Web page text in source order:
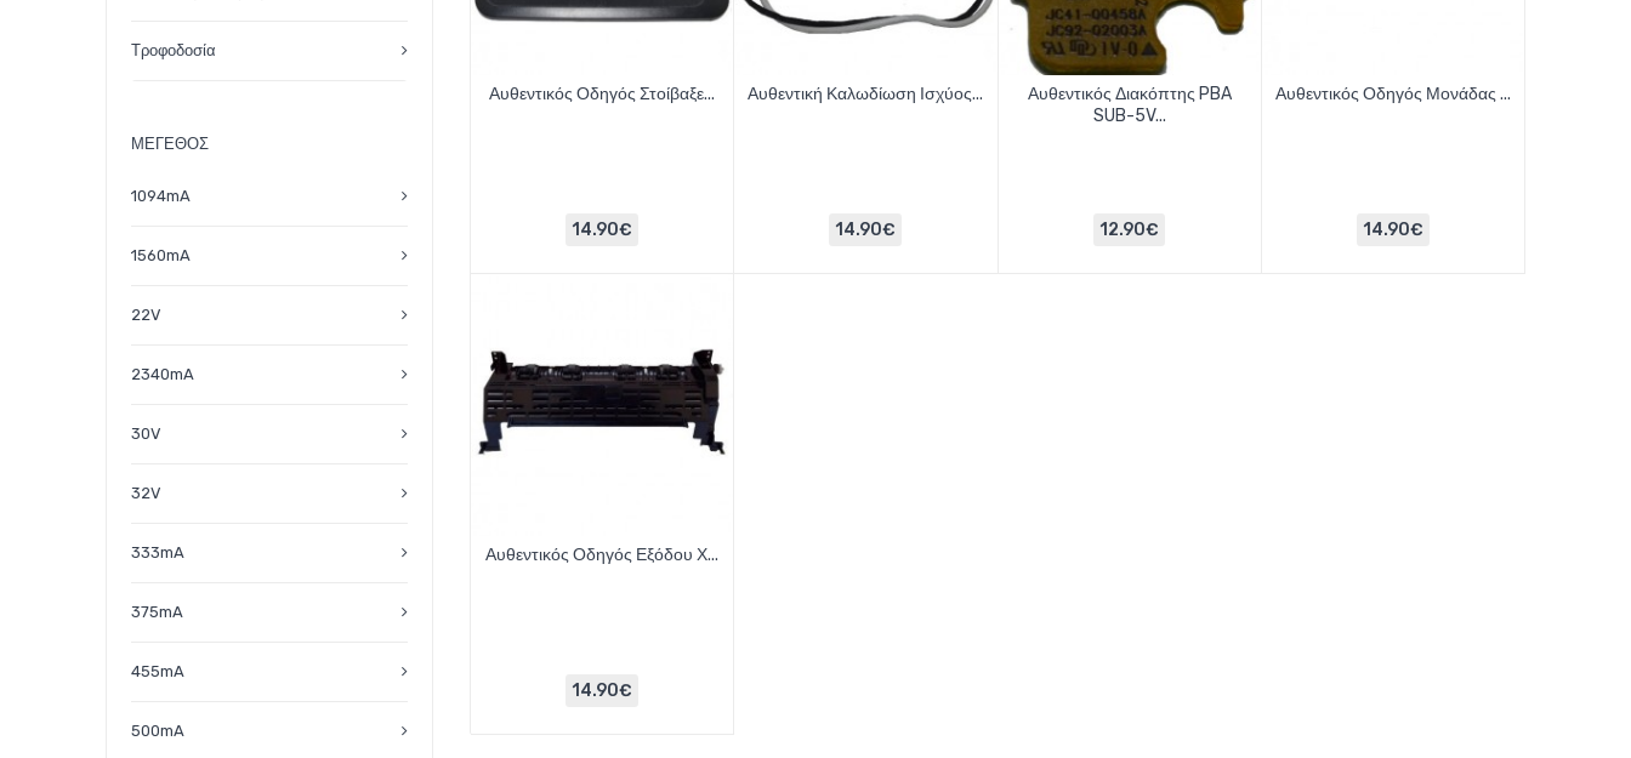
Τροφοδοσία
ΜΈΓΕΘΟΣ
1094mA
1560mA
22V
2340mA
30V
32V
333mA
375mA
455mA
500mA
Αυθεντικός Οδηγός Στοίβαξε...
14.90€
Αυθεντική Καλωδίωση Ισχύος...
14.90€
Αυθεντικός Διακόπτης PBA
SUB-5V...
12.90€
Αυθεντικός Οδηγός Μονάδας ...
14.90€
Αυθεντικός Οδηγός Εξόδου Χ...
14.90€